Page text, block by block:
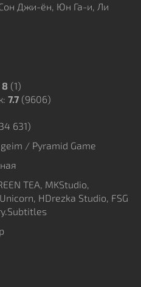
делая издевательства
толпой.
натиск всеобщей
ради ликвидации
для свержения
ментальном
находится не только
любое
Настало время
маховик насилия не
Джи-ён, Юн Га-и, Ли
8 (1)
7.7 (9606)
631)
/ Pyramid Game
TEA, MKStudio,
HDrezka Studio, FSG